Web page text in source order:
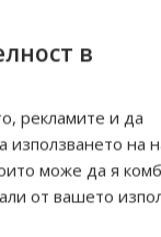
в
рекламите и да
използването на
може да я
от вашето